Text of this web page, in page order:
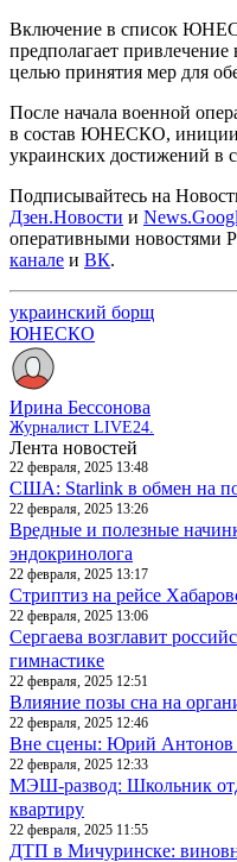
Включение в список
предполагает
целью принятия мер для
После начала военной
в состав ЮНЕСКО,
украинских достижений в
Подписывайтесь на
Дзен.Новости и
оперативными новостями
канале и ВК.
украинский борщ
ЮНЕСКО
Ирина Бессонова
Журналист LIVE24.
Лента новостей
22 февраля, 2025 13:48
США: Starlink в обмен на
22 февраля, 2025 13:26
Вредные и полезные
эндокринолога
22 февраля, 2025 13:17
Стриптиз на рейсе
22 февраля, 2025 13:06
Сергаева возглавит
гимнастике
22 февраля, 2025 12:51
Влияние позы сна на
22 февраля, 2025 12:46
Вне сцены: Юрий Антонов
22 февраля, 2025 12:33
МЭШ-развод: Школьник
квартиру
22 февраля, 2025 11:55
ДТП в Мичуринске: